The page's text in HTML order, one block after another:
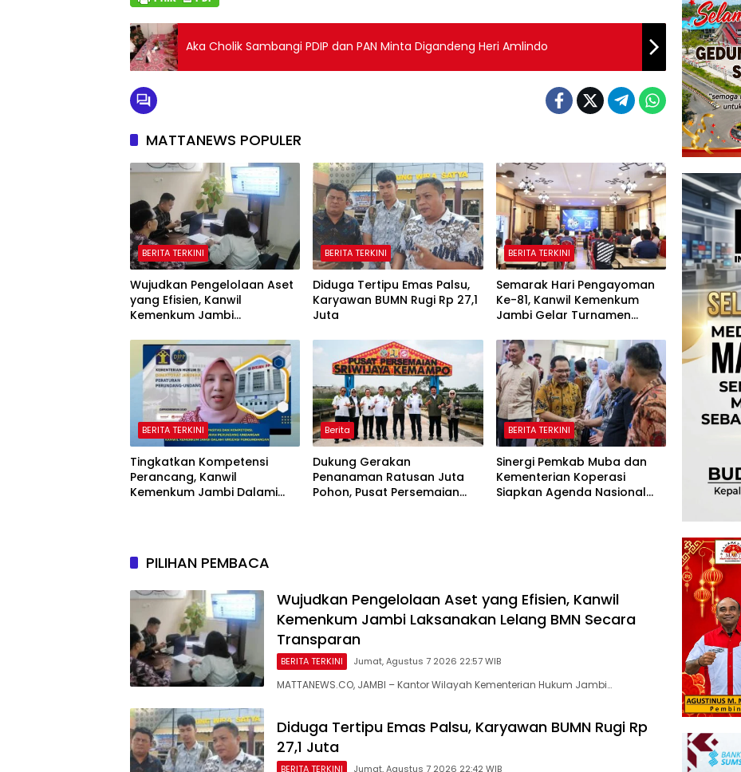
Aka Cholik Sambangi PDIP dan PAN Minta Digandeng Heri Amlindo
MATTANEWS POPULER
BERITA TERKINI
Wujudkan Pengelolaan Aset
yang Efisien, Kanwil
Kemenkum Jambi
Secara Transparan
BERITA TERKINI
Diduga Tertipu Emas Palsu,
Karyawan BUMN Rugi Rp 27,1
Juta
BERITA TERKINI
Semarak Hari Pengayoman
Ke-81, Kanwil Kemenkum
Jambi Gelar Turnamen
BERITA TERKINI
Tingkatkan Kompetensi
Perancang, Kanwil
Kemenkum Jambi Dalami
Berita
Dukung Gerakan
Penanaman Ratusan Juta
Pohon, Pusat Persemaian
BERITA TERKINI
Sinergi Pemkab Muba dan
Kementerian Koperasi
Siapkan Agenda Nasional
PILIHAN PEMBACA
Wujudkan Pengelolaan Aset yang Efisien, Kanwil
Kemenkum Jambi Laksanakan Lelang BMN Secara
Transparan
BERITA TERKINI Jumat, Agustus 7 2026 22:57 WIB
MATTANEWS.CO, JAMBI – Kantor Wilayah Kementerian Hukum Jambi…
Diduga Tertipu Emas Palsu, Karyawan BUMN Rugi Rp
27,1 Juta
BERITA TERKINI Jumat, Agustus 7 2026 22:42 WIB